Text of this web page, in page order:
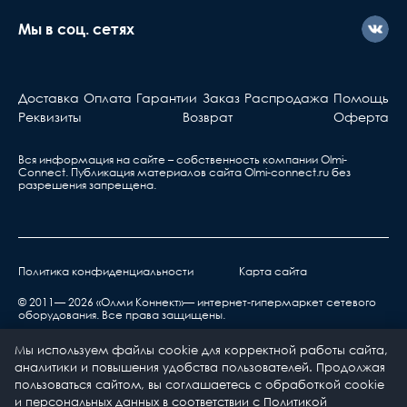
Длина, мм
температур
В
Рекомендованный
проектный ассортимент
Да
Берете ваш гарантийный
обращаетесь в
нарушения правил транспортировки,
хранения, эксплуатации или неправильной
установкой;
воздействия окружающей среды (дождь, снег,
град, гроза и т.п.), наступления форс-
мажорных обстоятельств (пожар, наводнение,
землетрясение и др.) или влияния случайных
Мы в соц. сетях
Доставка Оплата Гарантии Заказ Распродажа Помощь
Реквизиты
Возврат Оферта
Вся информация на сайте – собственность компании Olmi-
Сonnect. Публикация материалов сайта Olmi-connect.ru без
разрешения запрещена.
Политика конфиденциальности Карта сайта
© 2011— 2026 «Олми Коннект»— интернет-гипермаркет сетевого
оборудования. Все права защищены.
Мы используем файлы cookie для корректной работы сайта,
аналитики и повышения удобства пользователей. Продолжая
пользоваться сайтом, вы соглашаетесь с обработкой cookie
и персональных данных в соответствии с Политикой